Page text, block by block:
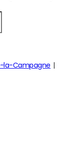
la-Campagne